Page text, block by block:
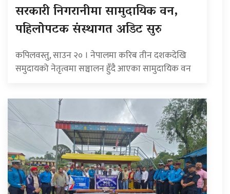
सरकारी निगरानीमा सामुदायिक वन,
पहिलोपटक संस्थागत अडिट सुरु
कपिलवस्तु, साउन २० । नेपालमा करिब तीन दशकदेखि
समुदायको नेतृत्वमा सञ्चालन हुँदै आएका सामुदायिक वन